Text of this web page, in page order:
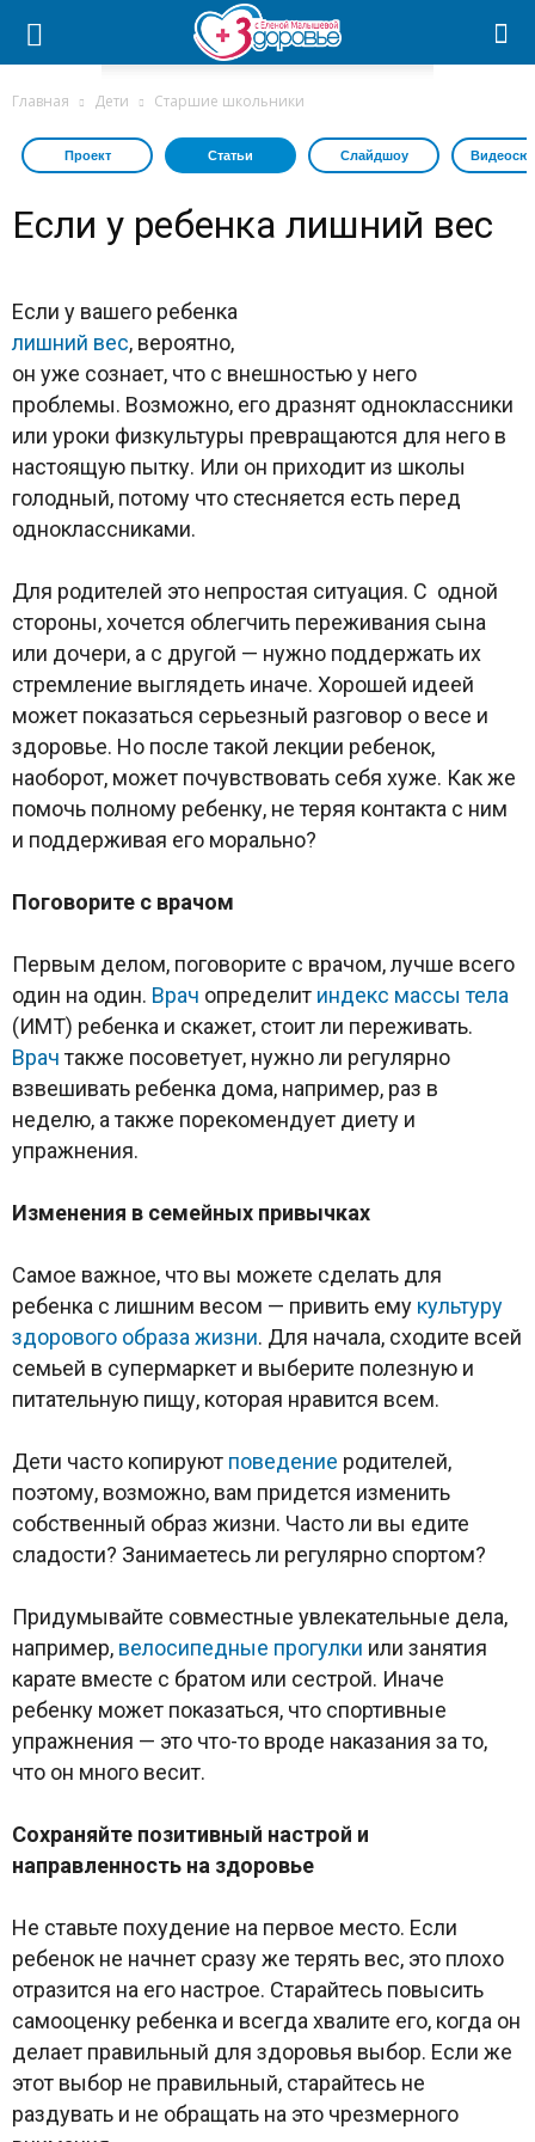
Главная Дети Старшие школьники
Проект Статьи Слайдшоу
Если у ребенка лишний вес
Если у вашего ребенка
лишний вес, вероятно,
он уже сознает, что с внешностью у него
проблемы. Возможно, его дразнят одноклассники
или уроки физкультуры превращаются для него в
настоящую пытку. Или он приходит из школы
голодный, потому что стесняется есть перед
одноклассниками.
Для родителей это непростая ситуация. С одной
стороны, хочется облегчить переживания сына
или дочери, а с другой — нужно поддержать их
стремление выглядеть иначе. Хорошей идеей
может показаться серьезный разговор о весе и
здоровье. Но после такой лекции ребенок,
наоборот, может почувствовать себя хуже. Как же
помочь полному ребенку, не теряя контакта с ним
и поддерживая его морально?
Поговорите с врачом
Первым делом, поговорите с врачом, лучше всего
один на один. Врач определит индекс массы тела
(ИМТ) ребенка и скажет, стоит ли переживать.
Врачтакже посоветует, нужно ли регулярно
взвешивать ребенка дома, например, раз в
неделю, а также порекомендует диету и
упражнения.
Изменения в семейных привычках
Самое важное, что вы можете сделать для
ребенка с лишним весом — привить ему культуру
здорового образа жизни. Для начала, сходите всей
семьей в супермаркет и выберите полезную и
питательную пищу, которая нравится всем.
Дети часто копируют поведение родителей,
поэтому, возможно, вам придется изменить
собственный образ жизни. Часто ли вы едите
сладости? Занимаетесь ли регулярно спортом?
Придумывайте совместные увлекательные дела,
например, велосипедные прогулки или занятия
карате вместе с братом или сестрой. Иначе
ребенку может показаться, что спортивные
упражнения — это что-то вроде наказания за то,
что он много весит.
Сохраняйте позитивный настрой и
направленность на здоровье
Не ставьте похудение на первое место. Если
ребенок не начнет сразу же терять вес, это плохо
отразится на его настрое. Старайтесь повысить
самооценку ребенка и всегда хвалите его, когда он
делает правильный для здоровья выбор. Если же
этот выбор не правильный, старайтесь не
раздувать и не обращать на это чрезмерного